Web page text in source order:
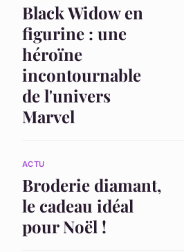
Black Widow en
figurine : une
héroïne
incontournable
de l'univers
Marvel
ACTU
Broderie diamant,
le cadeau idéal
pour Noël !